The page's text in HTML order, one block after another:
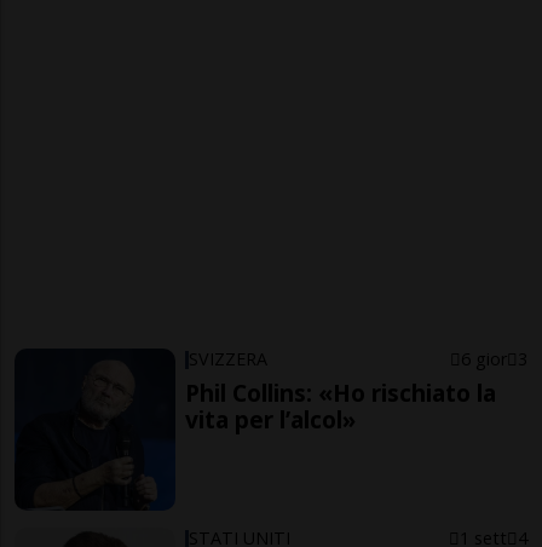
SVIZZERA 6 gior 3
Phil Collins: «Ho rischiato la
vita per l’alcol»
STATI UNITI 1 sett 4